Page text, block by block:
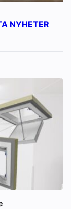
NYHETER